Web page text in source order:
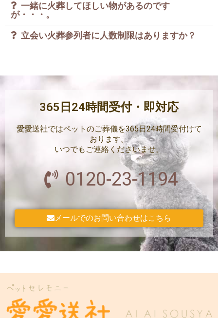
一緒に火葬してほしい物があるのです
が・・・。
立会い火葬参列者に人数制限はありますか？
365日24時間受付・即対応
愛愛送社ではペットのご葬儀を365日24時間受付けて
おります。
いつでもご連絡くださいませ。
0120-23-1194
メールでのお問い合わせはこちら